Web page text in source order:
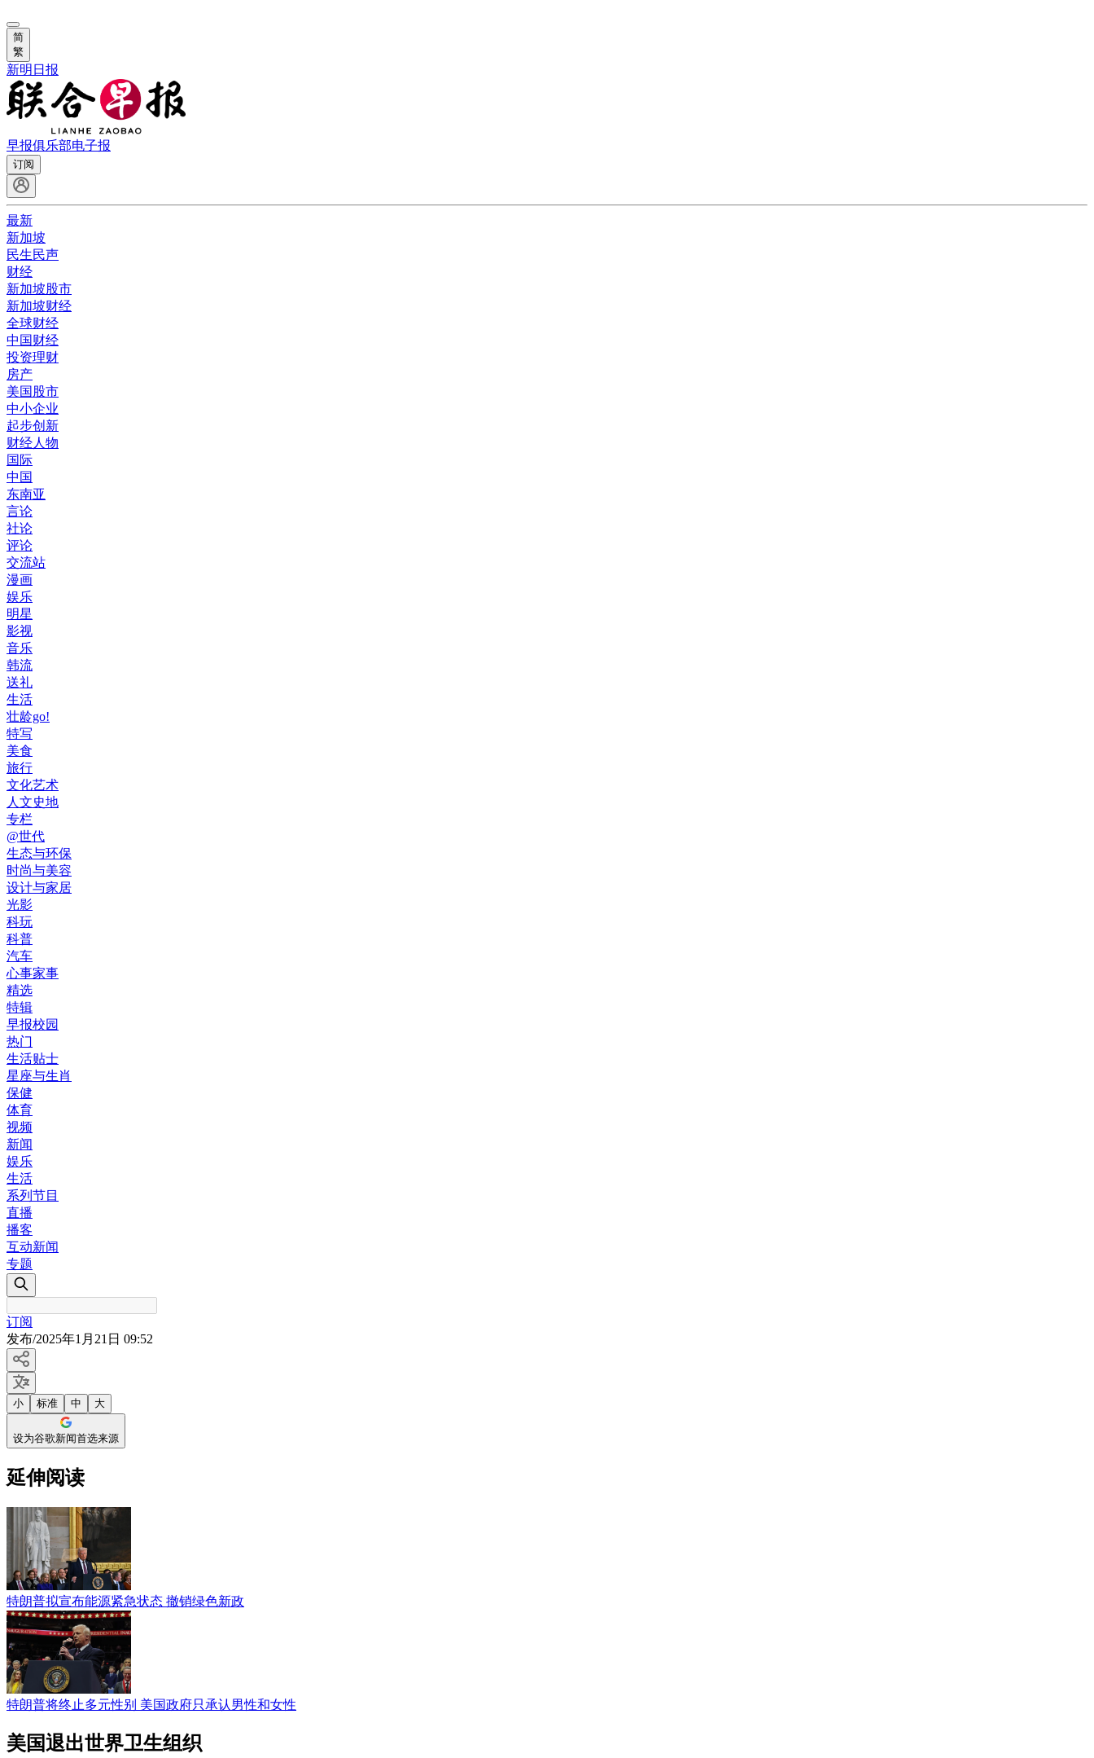
简
繁
新明日报
早报俱乐部电子报
订阅
最新
新加坡
民生民声
财经
新加坡股市
新加坡财经
全球财经
中国财经
投资理财
房产
美国股市
中小企业
起步创新
财经人物
国际
中国
东南亚
言论
社论
评论
交流站
漫画
娱乐
明星
影视
音乐
韩流
送礼
生活
壮龄go!
特写
美食
旅行
文化艺术
人文史地
专栏
@世代
生态与环保
时尚与美容
设计与家居
光影
科玩
科普
汽车
心事家事
精选
特辑
早报校园
热门
生活贴士
星座与生肖
保健
体育
视频
新闻
娱乐
生活
系列节目
直播
播客
互动新闻
专题
订阅
发布/2025年1月21日 09:52
小 标准 中 大
设为谷歌新闻首选来源
延伸阅读
特朗普拟宣布能源紧急状态 撤销绿色新政
特朗普将终止多元性别 美国政府只承认男性和女性
美国退出世界卫生组织